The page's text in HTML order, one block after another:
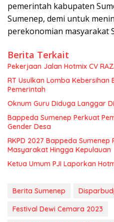
pemerintah kabupaten
Sumenep, demi untuk
perekonomian masyarakat
Berita Terkait
Pekerjaan Jalan Hotmix CV
RT Usulkan Lomba Kebersihan
Pemerintah
Oknum Guru Diduga Langgar
Bappeda Sumenep Perkuat
Gender Desa
RKPD 2027 Bappeda
Masyarakat Hingga Kepulauan
Ketua Umum PJI Laporkan
Berita Sumenep
Festival Dewi Cemara 2023